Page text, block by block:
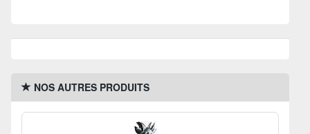
NOS AUTRES PRODUITS